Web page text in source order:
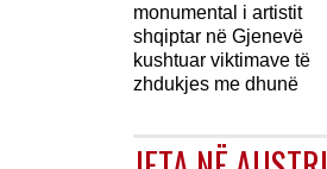
monumental i artistit
shqiptar në Gjenevë
kushtuar viktimave të
zhdukjes me dhunë